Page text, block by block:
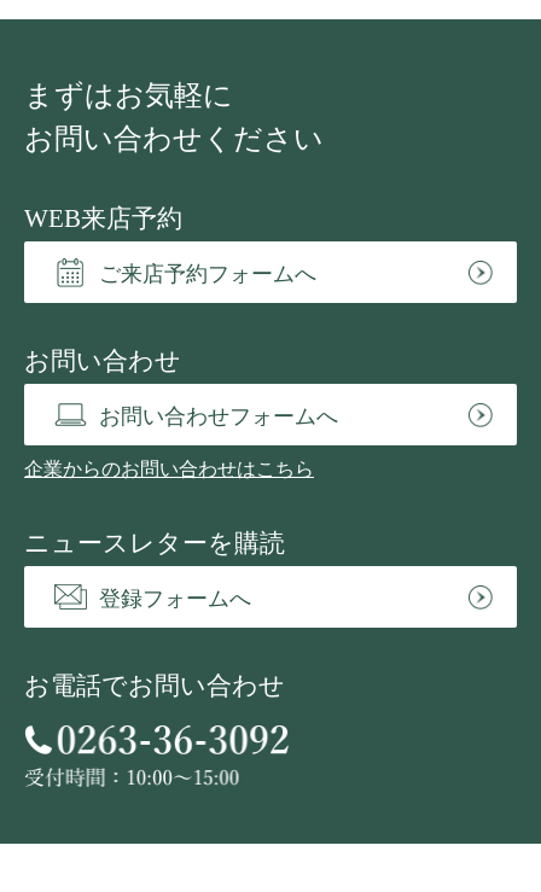
まずはお気軽に
お問い合わせください
WEB来店予約
ご来店予約フォームへ
お問い合わせ
お問い合わせフォームへ
企業からのお問い合わせはこちら
ニュースレターを購読
登録フォームへ
お電話でお問い合わせ